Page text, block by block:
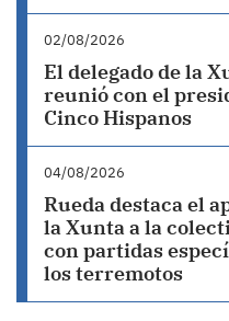
02/08/2026
El delegado de la
reunió con el
Cinco Hispanos
04/08/2026
Rueda destaca el
la Xunta a la
con partidas
los terremotos